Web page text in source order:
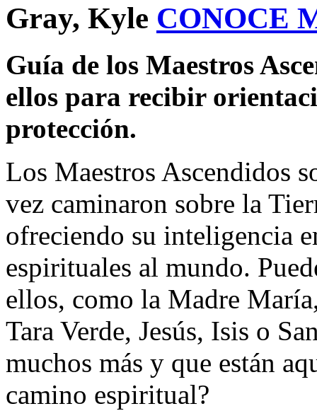
Gray, Kyle CONOCE
Guía de los Maestros
ellos para recibir
protección.
Los Maestros Ascendidos
vez caminaron sobre la
ofreciendo su inteligencia
espirituales al mundo.
ellos, como la Madre
Tara Verde, Jesús, Isis o
muchos más y que están
camino espiritual?